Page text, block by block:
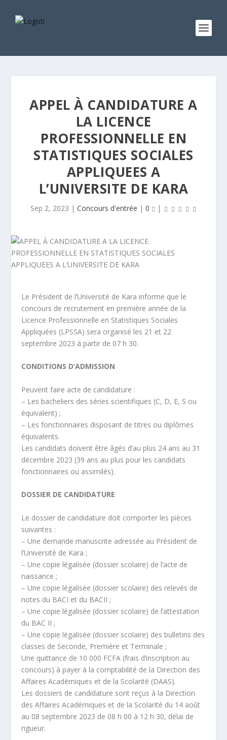
APPEL À CANDIDATURE A
LA LICENCE
PROFESSIONNELLE EN
STATISTIQUES SOCIALES
APPLIQUEES A
L’UNIVERSITE DE KARA
Sep 2, 2023 | Concours d'entrée | 0 |
Le Président de l’Université de Kara informe que le
concours de recrutement en première année de la
Licence Professionnelle en Statistiques Sociales
Appliquées (LPSSA) sera organisé les 21 et 22
septembre 2023 à partir de 07 h 30.
CONDITIONS D’ADMISSION
Peuvent faire acte de candidature :
– Les bacheliers des séries scientifiques (C, D, E, S ou
équivalent) ;
– Les fonctionnaires disposant de titres ou diplômes
équivalents.
Les candidats doivent être âgés d’au plus 24 ans au 31
décembre 2023 (39 ans au plus pour les candidats
fonctionnaires ou assimilés).
DOSSIER DE CANDIDATURE
Le dossier de candidature doit comporter les pièces
suivantes :
– Une demande manuscrite adressée au Président de
l’Université de Kara ;
– Une copie légalisée (dossier scolaire) de l’acte de
naissance ;
– Une copie légalisée (dossier scolaire) des relevés de
notes du BACI et du BACII ;
– Une copie légalisée (dossier scolaire) de l’attestation
du BAC II ;
– Une copie légalisée (dossier scolaire) des bulletins des
classes de Seconde, Première et Terminale ;
Une quittance de 10 000 FCFA (frais d’inscription au
concours) à payer à la comptabilité de la Direction des
Affaires Académiques et de la Scolarité (DAAS).
Les dossiers de candidature sont reçus à la Direction
des Affaires Académiques et de la Scolarité du 14 août
au 08 septembre 2023 de 08 h 00 à 12 h 30, délai de
rigueur.